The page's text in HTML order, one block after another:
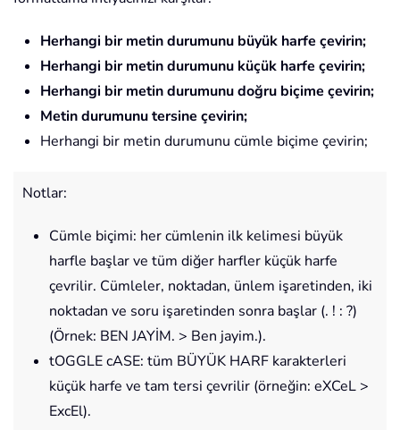
Herhangi bir metin durumunu büyük harfe çevirin;
Herhangi bir metin durumunu küçük harfe çevirin;
Herhangi bir metin durumunu doğru biçime çevirin;
Metin durumunu tersine çevirin;
Herhangi bir metin durumunu cümle biçime çevirin;
Notlar:
Cümle biçimi: her cümlenin ilk kelimesi büyük
harfle başlar ve tüm diğer harfler küçük harfe
çevrilir. Cümleler, noktadan, ünlem işaretinden, iki
noktadan ve soru işaretinden sonra başlar (. ! : ?)
(Örnek: BEN JAYİM. > Ben jayim.).
tOGGLE cASE: tüm BÜYÜK HARF karakterleri
küçük harfe ve tam tersi çevrilir (örneğin: eXCeL >
ExcEl).